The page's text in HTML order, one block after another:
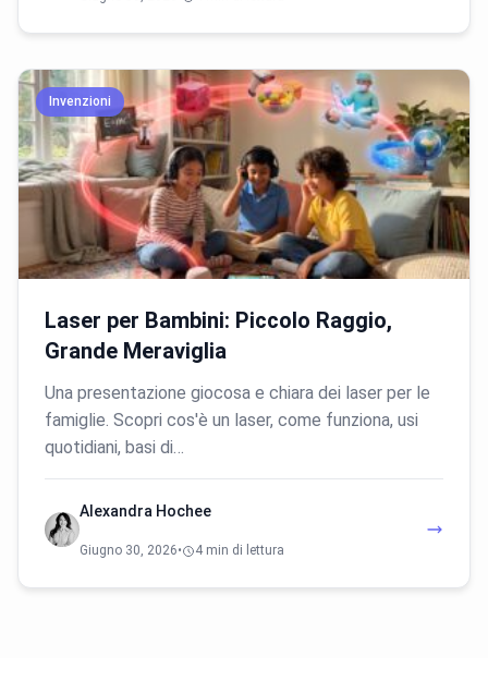
Invenzioni
Laser per Bambini: Piccolo Raggio,
Grande Meraviglia
Una presentazione giocosa e chiara dei laser per le
famiglie. Scopri cos'è un laser, come funziona, usi
quotidiani, basi di…
Alexandra Hochee
Giugno 30, 2026• 4 min di lettura